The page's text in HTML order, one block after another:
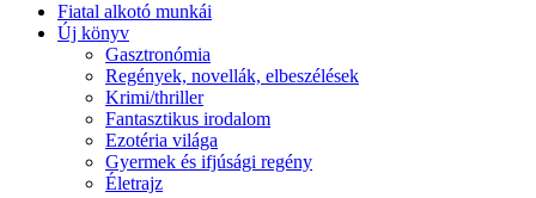
Fiatal alkotó munkái
Új könyv
Gasztronómia
Regények, novellák, elbeszélések
Krimi/thriller
Fantasztikus irodalom
Ezotéria világa
Gyermek és ifjúsági regény
Életrajz